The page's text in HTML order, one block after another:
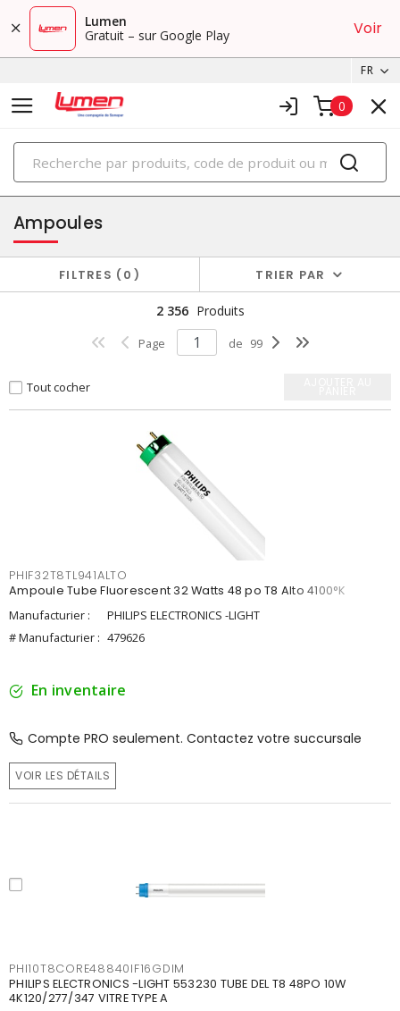
Lumen
Gratuit – sur Google Play
Voir
FR
0
PRODUITS
éclairage
Ampoules
FILTRES 0 TRIER PAR
2 356 Produits
Page de 99
Tout cocher
PHIF32T8TL941ALTO
Ampoule Tube Fluorescent 32 Watts 48 po T8 Alto 4100°K
Manufacturier :
PHILIPS ELECTRONICS -LIGHT
# Manufacturier : 479626
En inventaire
Compte PRO seulement. Contactez votre succursale
VOIR LES DÉTAILS
PHI10T8CORE48840IF16GDIM
PHILIPS ELECTRONICS -LIGHT 553230 TUBE DEL T8 48PO 10W
4K120/277/347 VITRE TYPE A